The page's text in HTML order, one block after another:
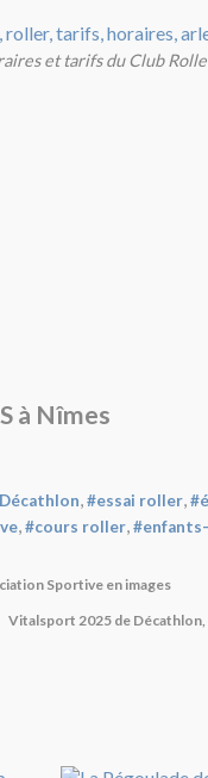
et tarifs du Club
à Nîmes
,#essai roller,
,#cours roller,
Sportive en images
Vitalsport 2025 de